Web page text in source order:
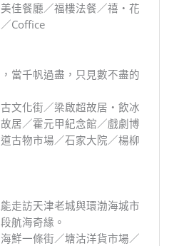
佳餐廳／福樓法餐／禧‧花
Coffice
當千帆過盡，只見數不盡的
文化街／梁啟超故居‧飲冰
居／霍元甲紀念館／戲劇博
古物市場／石家大院／楊柳
走訪天津老城與環渤海城市
航海奇緣。
鮮一條街／塘沽洋貨市場／